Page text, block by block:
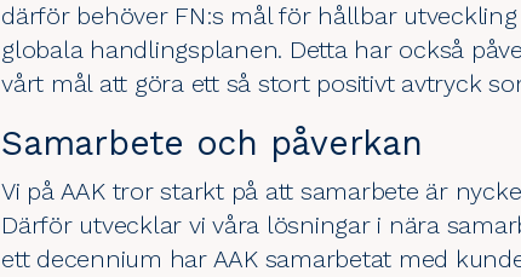
därför behöver FN:s mål för hållbar utveckling
globala handlingsplanen. Detta har också
vårt mål att göra ett så stort positivt avtryck
Samarbete och påverkan
Vi på AAK tror starkt på att samarbete är
Därför utvecklar vi våra lösningar i nära
ett decennium har AAK samarbetat med